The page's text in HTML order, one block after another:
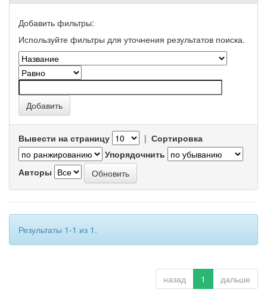
Добавить фильтры:
Используйте фильтры для уточнения результатов поиска.
Вывести на страницу | Сортировка
Упорядочнить
Авторы
Результаты 1-1 из 1.
назад 1 дальше